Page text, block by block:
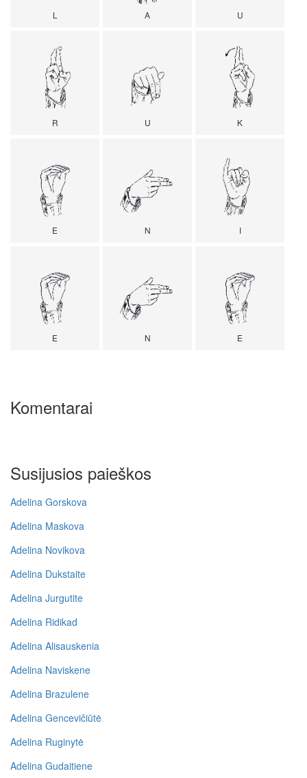
L A U
R U K
E N I
E N E
Komentarai
Susijusios paieškos
Adelina Gorskova
Adelina Maskova
Adelina Novikova
Adelina Dukstaite
Adelina Jurgutite
Adelina Ridikad
Adelina Alisauskenia
Adelina Naviskene
Adelina Brazulene
Adelina Gencevičiūtė
Adelina Ruginytė
Adelina Gudaitiene